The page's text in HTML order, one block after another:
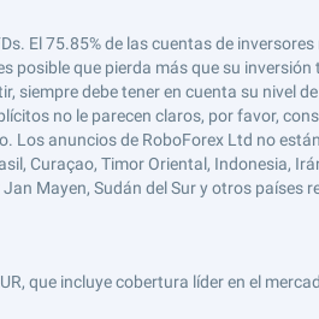
El 75.85% de las cuentas de
posible que pierda más que su
debe tener en cuenta su nivel
no le parecen claros, por favor,
Los anuncios de RoboForex Ltd no
Curaçao, Timor Oriental, Indonesia,
Mayen, Sudán del Sur y otros países
que incluye cobertura líder en el